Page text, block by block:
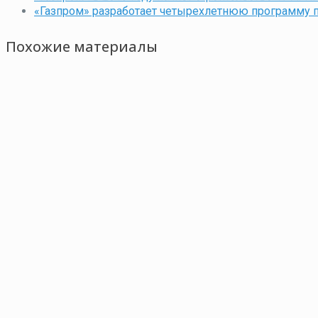
«Газпром» разработает четырехлетнюю программу
Похожие материалы